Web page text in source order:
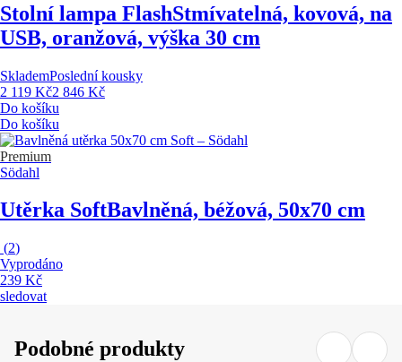
Stolní lampa FlashStmívatelná, kovová, na
USB, oranžová, výška 30 cm
SklademPoslední kousky
2 119 Kč2 846 Kč
Do košíku
Do košíku
Premium
Södahl
Utěrka SoftBavlněná, béžová, 50x70 cm
(2)
Vyprodáno
239 Kč
sledovat
Podobné produkty